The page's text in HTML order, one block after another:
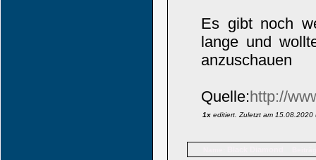
Es gibt noch
lange und
anzuschauen
Quelle:http://
1x editiert. Zuletzt am 15.08.2020